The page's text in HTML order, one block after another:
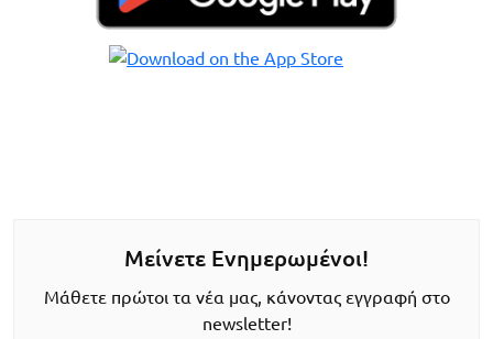
Μείνετε Ενημερωμένοι!
Μάθετε πρώτοι τα νέα μας, κάνοντας εγγραφή στο
newsletter!